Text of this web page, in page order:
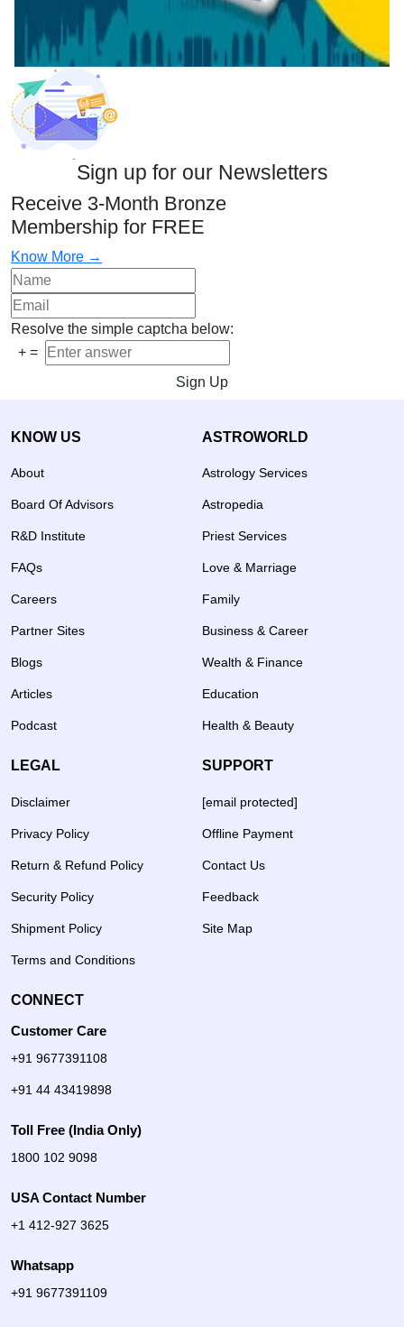
Sign up for our Newsletters
Receive 3-Month Bronze
Membership for FREE
Know More →
Resolve the simple captcha below:
+ =
Sign Up
KNOW US
About
Board Of Advisors
R&D Institute
FAQs
Careers
Partner Sites
Blogs
Articles
Podcast
ASTROWORLD
Astrology Services
Astropedia
Priest Services
Love & Marriage
Family
Business & Career
Wealth & Finance
Education
Health & Beauty
LEGAL
Disclaimer
Privacy Policy
Return & Refund Policy
Security Policy
Shipment Policy
Terms and Conditions
SUPPORT
[email protected]
Offline Payment
Contact Us
Feedback
Site Map
CONNECT
Customer Care
+91 9677391108
+91 44 43419898
Toll Free (India Only)
1800 102 9098
USA Contact Number
+1 412-927 3625
Whatsapp
+91 9677391109